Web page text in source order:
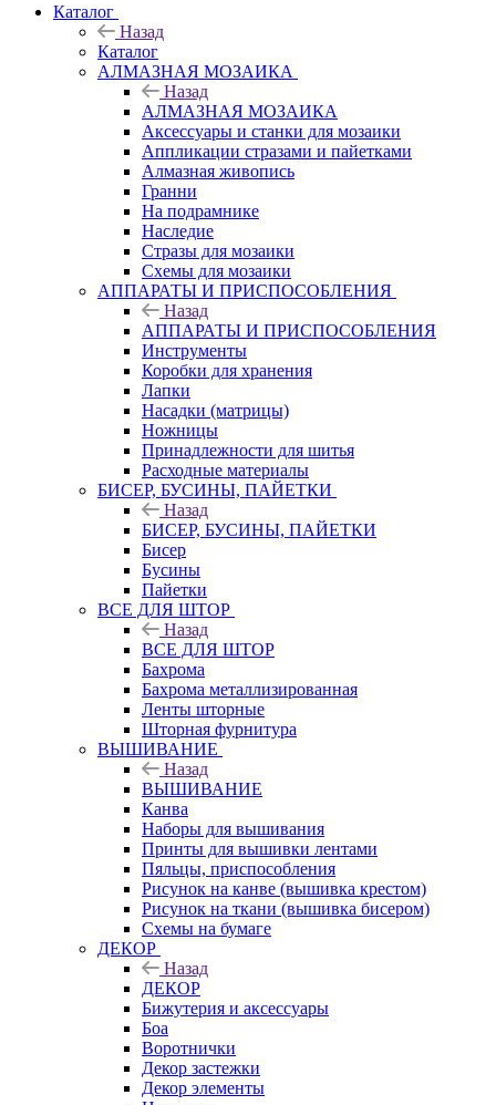
Каталог
Назад
Каталог
АЛМАЗНАЯ МОЗАИКА
Назад
АЛМАЗНАЯ МОЗАИКА
Аксессуары и станки для мозаики
Аппликации стразами и пайетками
Алмазная живопись
Гранни
На подрамнике
Наследие
Стразы для мозаики
Схемы для мозаики
АППАРАТЫ И ПРИСПОСОБЛЕНИЯ
Назад
АППАРАТЫ И ПРИСПОСОБЛЕНИЯ
Инструменты
Коробки для хранения
Лапки
Насадки (матрицы)
Ножницы
Принадлежности для шитья
Расходные материалы
БИСЕР, БУСИНЫ, ПАЙЕТКИ
Назад
БИСЕР, БУСИНЫ, ПАЙЕТКИ
Бисер
Бусины
Пайетки
ВСЕ ДЛЯ ШТОР
Назад
ВСЕ ДЛЯ ШТОР
Бахрома
Бахрома металлизированная
Ленты шторные
Шторная фурнитура
ВЫШИВАНИЕ
Назад
ВЫШИВАНИЕ
Канва
Наборы для вышивания
Принты для вышивки лентами
Пяльцы, приспособления
Рисунок на канве (вышивка крестом)
Рисунок на ткани (вышивка бисером)
Схемы на бумаге
ДЕКОР
Назад
ДЕКОР
Бижутерия и аксессуары
Боа
Воротнички
Декор застежки
Декор элементы